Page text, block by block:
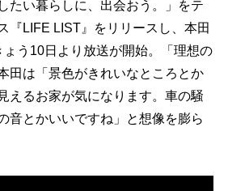
たい暮らしに、出会おう。」をテ
『LIFE LIST』をリリースし、本田
う10日より放送が開始。「理想の
田は「景色がきれいなところとか
えるお家が気になります。車の騒
音とかいいですね」と想像を膨ら